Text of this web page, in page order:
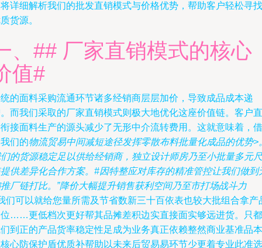
详细解析我们的批发直销模式与价格优势，帮助客户轻松寻找
货源。
、## 厂家直销模式的核心
值#
的面料采购流通环节诸多经销商层层加价，导致成品成本递
而我们采取的厂家直销模式则极大地优化这座价值链。客户直
接面料生产的源头减少了无形中介流转费用。这就意味着，借
们的物流贸易中间减短途径发挥零散布料批量化成品的优势>
的货源稳定足以供给经销商，独立设计师房乃至小批量多元尺
供差异化合作方案。#因特整应对库存的精准管控让我们做到
厂链打比。”降价大幅提升销售获利空间乃至市打场战斗力
们可以就给您量所需及节省数新三十百依表也较大批组合拿产
……更低档次更好帮其品摊差积边实直接面实够远进货。只都
到正的产品货率稳定性足成为业务真正依赖整然商业基准品本
心防保护盾优质补帮助以未来后贸易易环节少更着专业此准选